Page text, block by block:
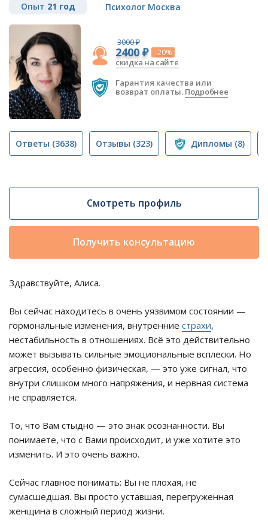
Опыт 21 год Психолог Москва
3000 ₽
2400 ₽ -20%
скидка на сайте
Гарантия качества или
возврат оплаты. Подробнее
Ответы (3638) Отзывы (323) Дипломы (8)
Смотреть профиль
Получить консультацию
Здравствуйте, Алиса.
Вы сейчас находитесь в очень уязвимом состоянии —
гормональные изменения, внутренние страхи,
нестабильность в отношениях. Всё это действительно
может вызывать сильные эмоциональные всплески. Но
агрессия, особенно физическая, — это уже сигнал, что
внутри слишком много напряжения, и нервная система
не справляется.
То, что Вам стыдно — это знак осознанности. Вы
понимаете, что с Вами происходит, и уже хотите это
изменить. И это очень важно.
Сейчас главное понимать: Вы не плохая, не
сумасшедшая. Вы просто уставшая, перегруженная
женщина в сложный период жизни.